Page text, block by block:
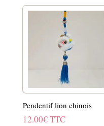
Pendentif lion chinois
12.00€TTC